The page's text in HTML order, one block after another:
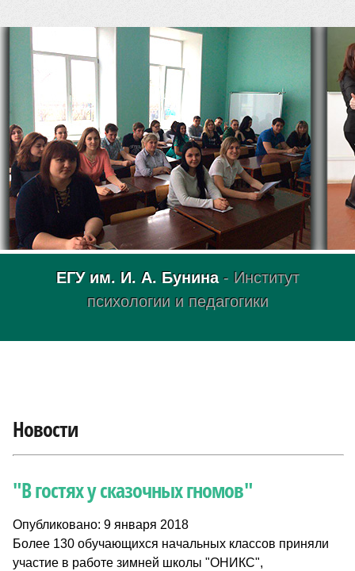
ЕГУ им. И. А. Бунина- Институт
психологии и педагогики
Новости
"В гостях у сказочных гномов"
Опубликовано: 9 января 2018
Более 130 обучающихся начальных классов приняли
участие в работе зимней школы "ОНИКС",